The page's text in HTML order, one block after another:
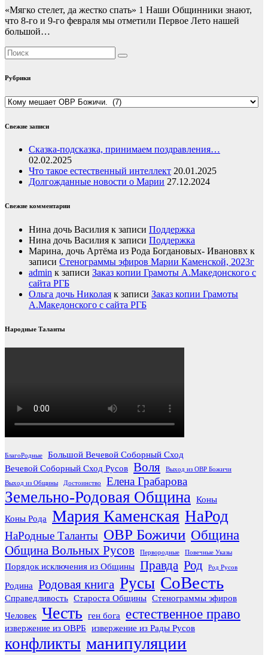
«Мягко стелет, да жестко спать» 1 Наши Общинники знают,
что 8-го и 9-го февраля мы отметили Первое Лето нашей
большой…
Рубрики
Рубрики
Свежие записи
Сказка-подсказка, принимаем поздравления…
02.02.2025
Что такое естественный интеллект 20.01.2025
Долгожданные новости о Марии 27.12.2024
Свежие комментарии
Нина дочь Василия к записи Поддержка
Нина дочь Василия к записи Поддержка
Марина, дочь Артёма из Рода Богдановых- Ивановвх к
записи Стенограммы эфиров Марии Каменской, 2023г
admin к записи Заказ копии Грамоты А.Македонского с
сайта РГБ
Ольга дочь Николая к записи Заказ копии Грамоты
А.Македонского с сайта РГБ
Народные Таланты
БлагоРодные
Большой Вечевой Соборный Сход
Вечевой Соборный Сход Русов Воля Выход из ОВР Божичи
Выход из Общины Достоинство Елена Грабарова
Земельно-Родовая Община Коны
Коны Рода Мария Каменская НаРод
НаРодные Таланты ОВР Божичи Община
Община Вольных Русов Первородные Повечные Указы
Порядок исключения из Общины Правда Род Род Русов
Родина Родовая книга Русы СоВесть
Справедливость Староста Общины Стенограммы эфиров
Человек Честь ген бога естественное право
извержение из ОВРБ извержение из Рады Русов
конфликты манипуляции